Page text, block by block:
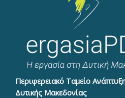
Περιφερειακό Ταμείο
Δυτικής Μακεδονίας